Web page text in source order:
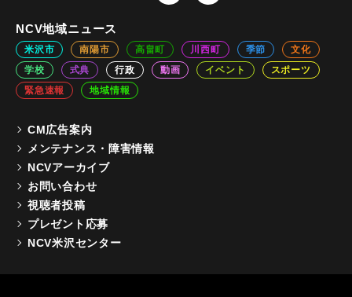
NCV地域ニュース
米沢市 南陽市 高畠町 川西町 季節
文化
学校
式典 行政 動画 イベント
スポーツ
緊急速報
地域情報
CM広告案内
メンテナンス・障害情報
NCVアーカイブ
お問い合わせ
視聴者投稿
プレゼント応募
NCV米沢センター